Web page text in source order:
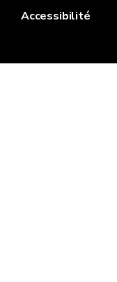
Accessibilité